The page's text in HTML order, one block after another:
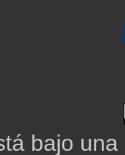
bajo una